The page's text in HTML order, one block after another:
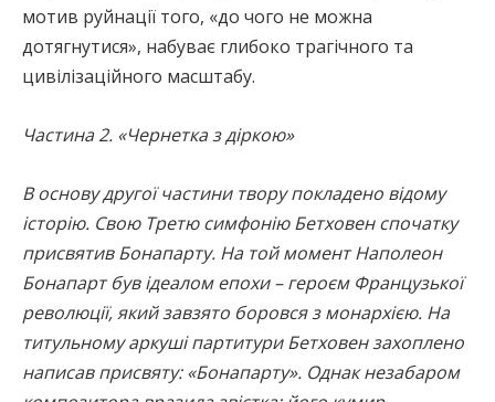
мотив руйнації того, «до чого не можна
дотягнутися», набуває глибоко трагічного та
цивілізаційного масштабу.
Частина 2. «Чернетка з діркою»
В основу другої частини твору покладено відому
історію. Свою Третю симфонію Бетховен спочатку
присвятив Бонапарту. На той момент Наполеон
Бонапарт був ідеалом епохи – героєм Французької
революції, який завзято боровся з монархією. На
титульному аркуші партитури Бетховен захоплено
написав присвяту: «Бонапарту». Однак незабаром